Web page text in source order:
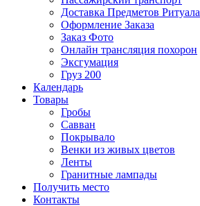
Доставка Предметов Ритуала
Оформление Заказа
Заказ Фото
Онлайн трансляция похорон
Эксгумация
Груз 200
Календарь
Товары
Гробы
Савван
Покрывало
Венки из живых цветов
Ленты
Гранитные лампады
Получить место
Контакты